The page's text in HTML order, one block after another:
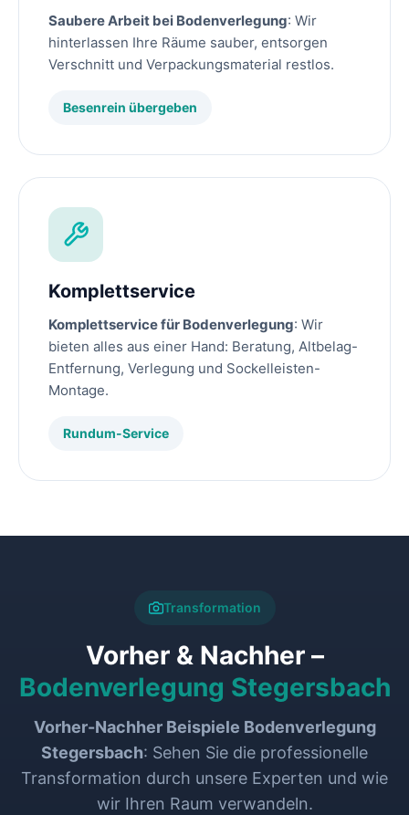
Saubere Arbeit bei Bodenverlegung: Wir
hinterlassen Ihre Räume sauber, entsorgen
Verschnitt und Verpackungsmaterial restlos.
Besenrein übergeben
Komplettservice
Komplettservice für Bodenverlegung: Wir
bieten alles aus einer Hand: Beratung, Altbelag-
Entfernung, Verlegung und Sockelleisten-
Montage.
Rundum-Service
Transformation
Vorher & Nachher –
Bodenverlegung Stegersbach
Vorher-Nachher Beispiele Bodenverlegung
Stegersbach: Sehen Sie die professionelle
Transformation durch unsere Experten und wie
wir Ihren Raum verwandeln.